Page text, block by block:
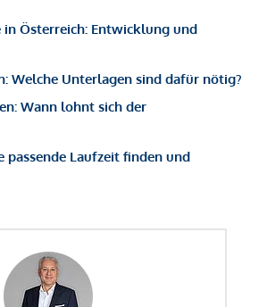
Österreich: Entwicklung und
Welche Unterlagen sind dafür nötig?
Wann lohnt sich der
passende Laufzeit finden und